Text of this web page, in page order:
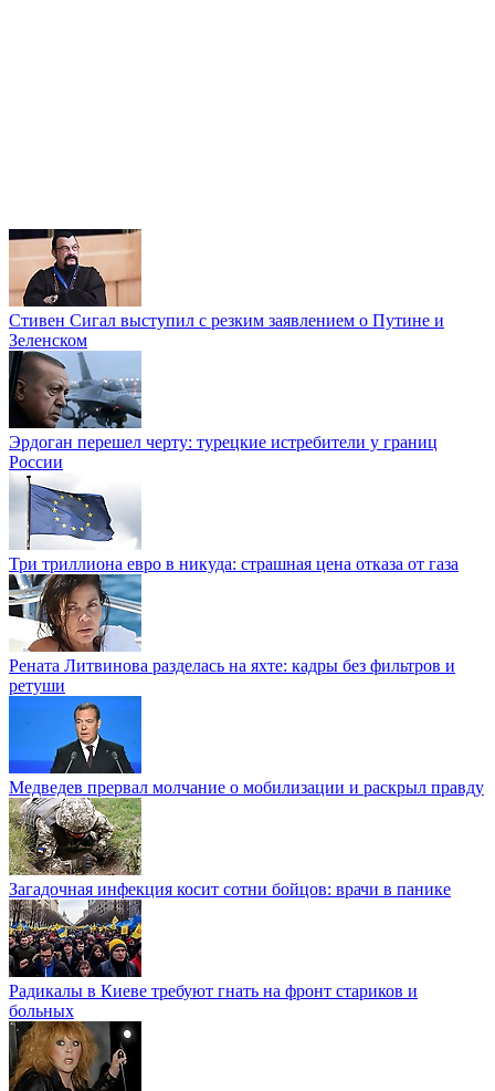
Стивен Сигал выступил с резким заявлением о Путине и
Зеленском
Эрдоган перешел черту: турецкие истребители у границ
России
Три триллиона евро в никуда: страшная цена отказа от газа
Рената Литвинова разделась на яхте: кадры без фильтров и
ретуши
Медведев прервал молчание о мобилизации и раскрыл правду
Загадочная инфекция косит сотни бойцов: врачи в панике
Радикалы в Киеве требуют гнать на фронт стариков и
больных